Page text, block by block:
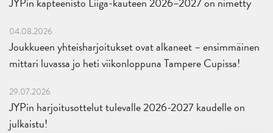
04.08.2026
Joukkueen yhteisharjoitukset ovat alkaneet – ensimmäinen
mittari luvassa jo heti viikonloppuna Tampere Cupissa!
29.07.2026
JYPin harjoitusottelut tulevalle 2026-2027 kaudelle on
julkaistu!